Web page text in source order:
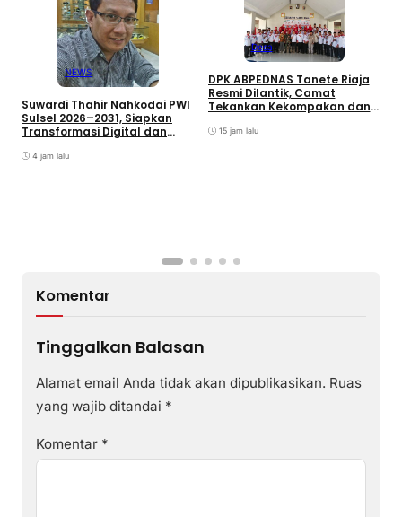
NEWS
Suwardi Thahir Nahkodai PWI
Sulsel 2026–2031, Siapkan
Transformasi Digital dan
4 jam lalu
Desa
DPK ABPEDNAS Tanete Riaja
Resmi Dilantik, Camat
Tekankan Kekompakan dan
15 jam lalu
Komentar
Tinggalkan Balasan
Alamat email Anda tidak akan dipublikasikan. Ruas
yang wajib ditandai *
Komentar *